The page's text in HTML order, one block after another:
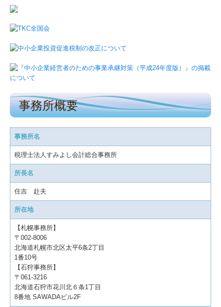
事務所概要
事務所名
税理士法人すみよし会計総合事務所
所長名
住吉 赴夫
所在地
【札幌事務所】
〒002-8006
北海道札幌市北区太平6条2丁目
1番10号
【石狩事務所】
〒061-3216
北海道石狩市花川北６条1丁目
8番地 SAWADAビル2F